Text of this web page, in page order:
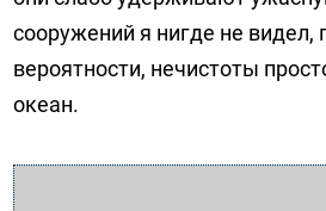
сооружений я нигде не видел,
вероятности, нечистоты
океан.